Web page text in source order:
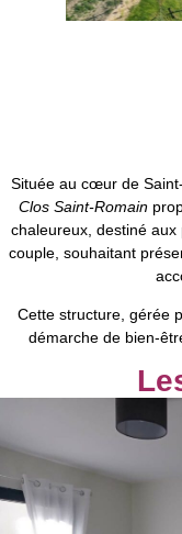
Située au cœur de
Clos Saint-Romain
chaleureux, destiné aux
couple, souhaitant
Cette structure, gérée
démarche de bien-